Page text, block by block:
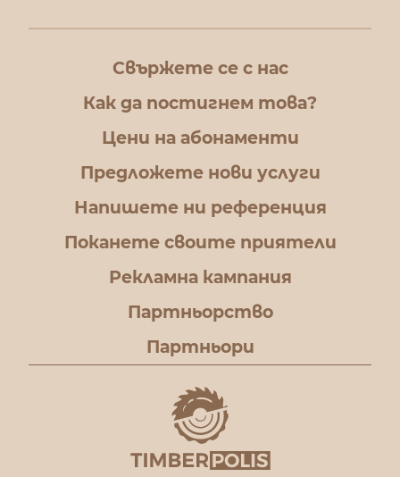
Свържете се с нас
Как да постигнем това?
Цени на абонаменти
Предложете нови услуги
Напишете ни референция
Поканете своите приятели
Рекламна кампания
Партньорство
Партньори